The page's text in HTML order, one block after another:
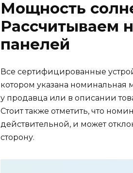
Мощность
Рассчитываем
панелей
Все сертифицированные
котором указана номинальная
у продавца или в описании
Стоит также отметить, что
действительной, и может
сторону.